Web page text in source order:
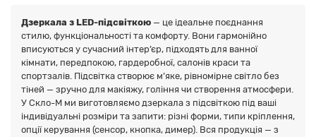
Дзеркала з LED-підсвіткою — це ідеальне поєднання
стилю, функціональності та комфорту. Вони гармонійно
вписуються у сучасний інтер’єр, підходять для ванної
кімнати, передпокою, гардеробної, салонів краси та
спортзалів. Підсвітка створює м’яке, рівномірне світло без
тіней — зручно для макіяжу, гоління чи створення атмосфери.
У Скло-М ми виготовляємо дзеркала з підсвіткою під ваші
індивідуальні розміри та запити: різні форми, типи кріплення,
опції керування (сенсор, кнопка, димер). Вся продукція — з